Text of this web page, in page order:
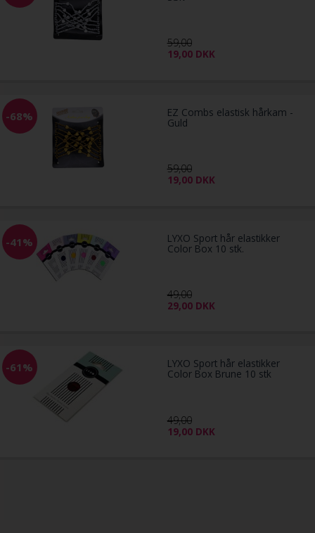
59,00
19,00 DKK
-68% EZ Combs elastisk hårkam -
Guld
59,00
19,00 DKK
-41% LYXO Sport hår elastikker
Color Box 10 stk.
49,00
29,00 DKK
-61% LYXO Sport hår elastikker
Color Box Brune 10 stk
49,00
19,00 DKK